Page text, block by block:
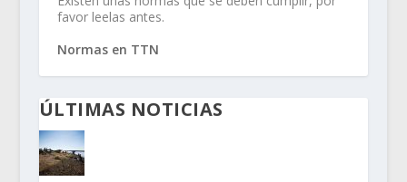
favor leelas antes.
Normas en TTN
ÚLTIMAS NOTICIAS